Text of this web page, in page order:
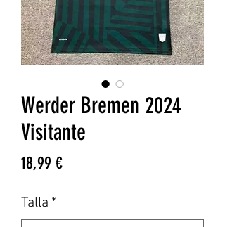
Werder Bremen 2024
Visitante
18,99 €Precio
Talla *